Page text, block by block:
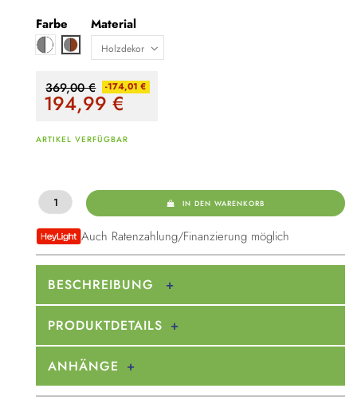
Farbe
Weiß / grau
Grau / braun
Material
369,00 € -174,01 €
194,99€
ARTIKEL VERFÜGBAR
IN DEN WARENKORB
Auch Ratenzahlung/Finanzierung möglich
BESCHREIBUNG
PRODUKTDETAILS
ANHÄNGE